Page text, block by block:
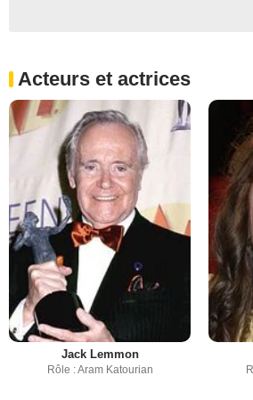
Acteurs et actrices
Jack Lemmon
Rôle : Aram Katourian